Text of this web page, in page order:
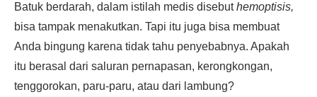
Batuk berdarah, dalam istilah medis disebuthemoptisis,
bisa tampak menakutkan. Tapi itu juga bisa membuat
Anda bingung karena tidak tahu penyebabnya. Apakah
itu berasal dari saluran pernapasan, kerongkongan,
tenggorokan, paru-paru, atau dari lambung?